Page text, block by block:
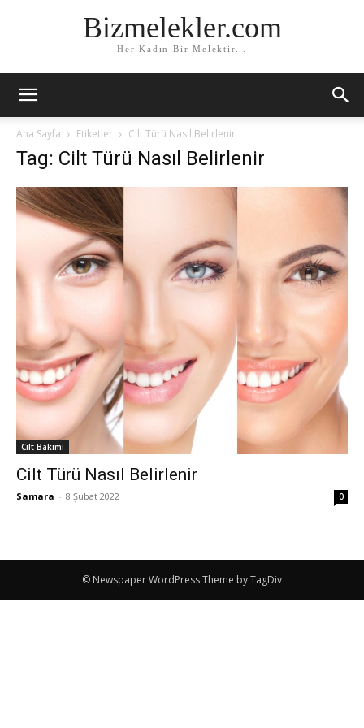
Bizmelekler.com
Her Kadın Bir Melektir...
Ana Sayfa Etiketler Cilt Türü Nasıl Belirlenir
Tag: Cilt Türü Nasıl Belirlenir
Cilt Bakımı
Cilt Türü Nasıl Belirlenir
Samara - 8 Şubat 2022 0
© Newspaper WordPress Theme by TagDiv